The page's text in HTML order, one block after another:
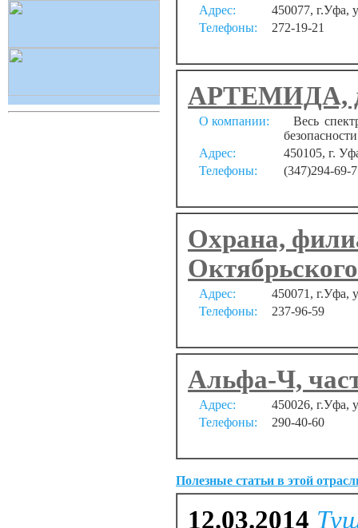
Адрес:
450077, г.Уфа,
Телефоны:
272-19-21
АРТЕМИДА,
О компании:
Весь
Адрес:
450105, г.
Телефоны:
(347)294-69-
Охрана,
Адрес:
450071, г.Уфа,
Телефоны:
237-96-59
Альфа-Ч,
Адрес:
450026, г.Уфа,
Телефоны:
290-40-60
Полезные статьи в этой
12.03.2014